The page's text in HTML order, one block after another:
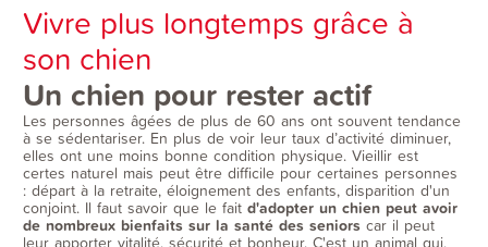
Vivre plus longtemps grâce à
son chien
Un chien pour rester actif
Les personnes âgées de plus de 60 ans ont souvent tendance
à se sédentariser. En plus de voir leur taux d’activité diminuer,
elles ont une moins bonne condition physique. Vieillir est
certes naturel mais peut être difficile pour certaines personnes
: départ à la retraite, éloignement des enfants, disparition d'un
conjoint. Il faut savoir que le fait d'adopter un chien peut avoir
de nombreux bienfaits sur la santé des seniors car il peut
leur apporter vitalité, sécurité et bonheur. C'est un animal qui,